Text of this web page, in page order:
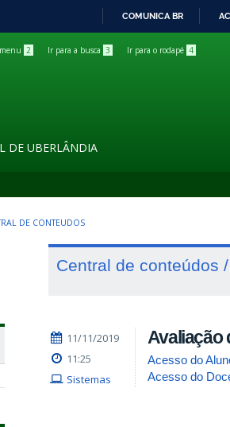
COMUNICA BR
2 Ir para a busca 3 Ir para o rodapé 4
DE UBERLÂNDIA
DE CONTEUDOS
Central de conteúdos
11/11/2019
11:25
Sistemas
Avaliação
Acesso do
Acesso do